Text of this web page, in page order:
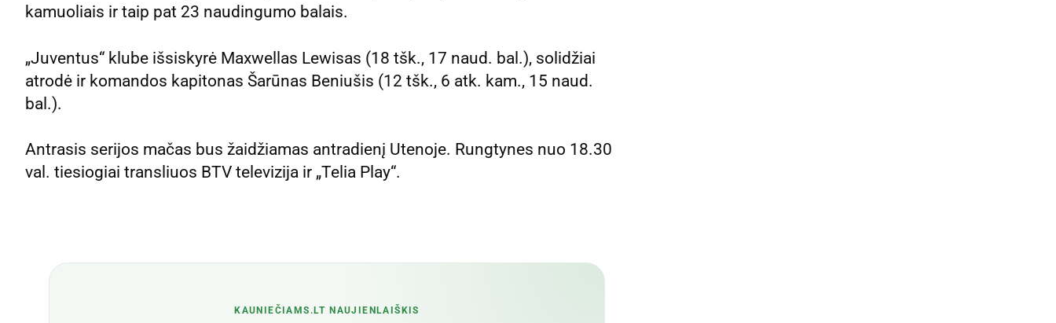
kamuoliais ir taip pat 23 naudingumo balais.
„Juventus“ klube išsiskyrė Maxwellas Lewisas (18 tšk., 17 naud. bal.), solidžiai
atrodė ir komandos kapitonas Šarūnas Beniušis (12 tšk., 6 atk. kam., 15 naud.
bal.).
Antrasis serijos mačas bus žaidžiamas antradienį Utenoje. Rungtynes nuo 18.30
val. tiesiogiai transliuos BTV televizija ir „Telia Play“.
KAUNIEČIAMS.LT NAUJIENLAIŠKIS